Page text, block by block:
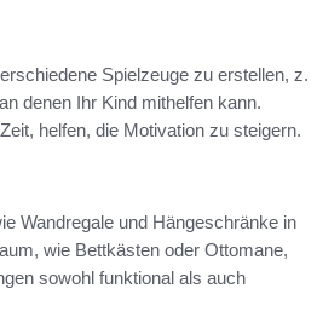
Spielzeuge zu erstellen, z.
denen Ihr Kind mithelfen kann.
helfen, die Motivation zu steigern.
Wandregale und Hängeschränke in
wie Bettkästen oder Ottomane,
sowohl funktional als auch